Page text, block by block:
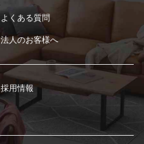
よくある質問
法人のお客様へ
採用情報